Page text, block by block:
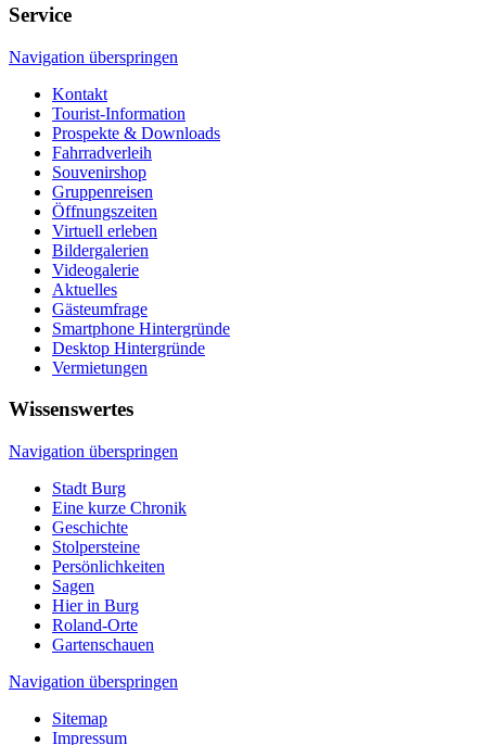
Service
Navigation überspringen
Kontakt
Tourist-Information
Prospekte & Downloads
Fahrradverleih
Souvenirshop
Gruppenreisen
Öffnungszeiten
Virtuell erleben
Bildergalerien
Videogalerie
Aktuelles
Gästeumfrage
Smartphone Hintergründe
Desktop Hintergründe
Vermietungen
Wissenswertes
Navigation überspringen
Stadt Burg
Eine kurze Chronik
Geschichte
Stolpersteine
Persönlichkeiten
Sagen
Hier in Burg
Roland-Orte
Gartenschauen
Navigation überspringen
Sitemap
Impressum